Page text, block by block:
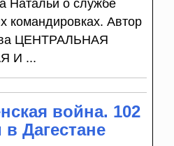
Натальи о службе
командировках. Автор
ЦЕНТРАЛЬНАЯ
И ...
война. 102
Дагестане